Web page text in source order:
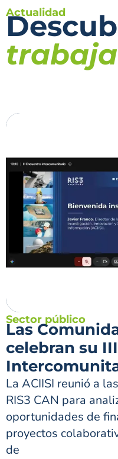
Actualidad
Sector público
Las
celebran su
La ACIISI reunió a
RIS3 CAN para
oportunidades de
proyectos
de